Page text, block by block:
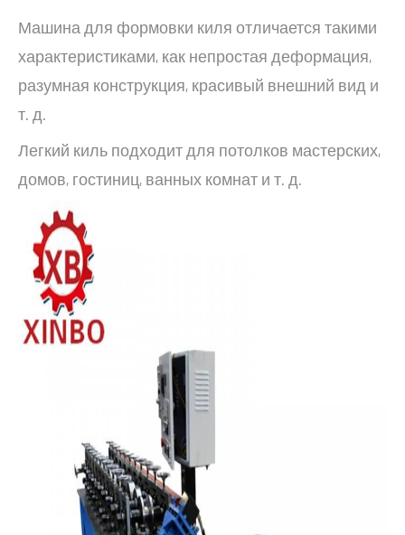
Машина для формовки киля отличается такими
характеристиками, как непростая деформация,
разумная конструкция, красивый внешний вид и
т. д.
Легкий киль подходит для потолков мастерских,
домов, гостиниц, ванных комнат и т. д.